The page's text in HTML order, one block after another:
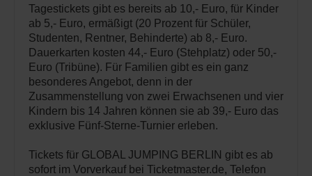
Tagestickets gibt es bereits ab 10,- Euro, für Kinder
ab 5,- Euro, ermäßigt (20 Prozent für Schüler,
Studenten, Rentner, Behinderte) ab 8,- Euro.
Dauerkarten kosten 44,- Euro (Stehplatz) oder 50,-
Euro (Tribüne). Für Familien gibt es ein ganz
besonderes Angebot, denn in der
Zusammenstellung von zwei Erwachsenen und vier
Kindern bis 14 Jahren können sie ab 39,- Euro das
exklusive Fünf-Sterne-Turnier erleben.
Tickets für GLOBAL JUMPING BERLIN gibt es ab
sofort im Vorverkauf bei Ticketmaster.de, Telefon